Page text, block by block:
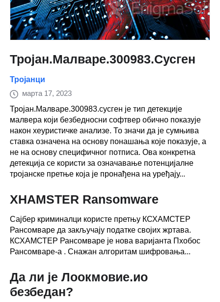
Тројан.Малваре.300983.Сусген
Тројанци
марта 17, 2023
Тројан.Малваре.300983.сусген је тип детекције
малвера који безбедносни софтвер обично показује
након хеуристичке анализе. То значи да је сумњива
ставка означена на основу понашања које показује, а
не на основу специфичног потписа. Ова конкретна
детекција се користи за означавање потенцијалне
тројанске претње која је пронађена на уређају...
XHAMSTER Ransomware
Сајбер криминалци користе претњу КСХАМСТЕР
Рансомваре да закључају податке својих жртава.
КСХАМСТЕР Рансомваре је нова варијанта Пхобос
Рансомваре-а . Снажан алгоритам шифровања...
Да ли је Лоокмовие.ио
безбедан?